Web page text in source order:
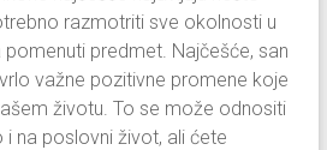
razmotriti sve okolnosti u
predmet. Najčešće, san
važne pozitivne promene koje
životu. To se može odnositi
na poslovni život, ali ćete